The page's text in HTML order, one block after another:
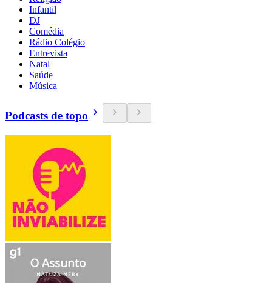
Infantil
DJ
Comédia
Rádio Colégio
Entrevista
Natal
Saúde
Música
Podcasts de topo